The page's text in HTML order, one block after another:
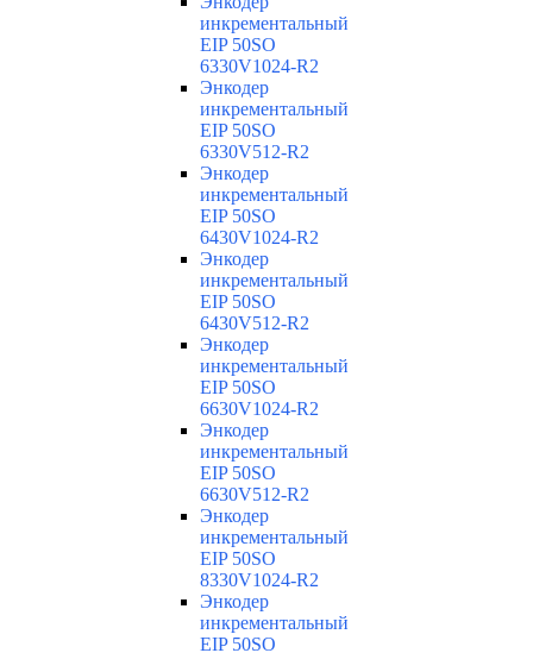
инкрементальный
EIP 50SO
6330V1024-R2
Энкодер
инкрементальный
EIP 50SO
6330V512-R2
Энкодер
инкрементальный
EIP 50SO
6430V1024-R2
Энкодер
инкрементальный
EIP 50SO
6430V512-R2
Энкодер
инкрементальный
EIP 50SO
6630V1024-R2
Энкодер
инкрементальный
EIP 50SO
6630V512-R2
Энкодер
инкрементальный
EIP 50SO
8330V1024-R2
Энкодер
инкрементальный
EIP 50SO